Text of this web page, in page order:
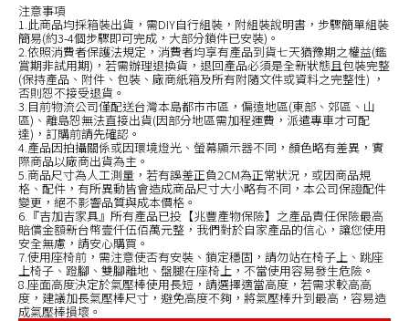
注意事項
1.此商品均採箱裝出貨，需DIY自行組裝，附組裝說明書，步驟簡單組裝
簡易(約3-4個步驟即可完成，大部分鎖件已安裝)。
2.依照消費者保護法規定，消費者均享有產品到貨七天猶豫期之權益(鑑
賞期非試用期)，若需辦理退換貨，退回產品必須是全新狀態且包裝完整
(保持產品、附件、包裝、廠商紙箱及所有附隨文件或資料之完整性) ，
否則恕不接受退貨。
3.目前物流公司僅配送台灣本島都市市區，偏遠地區(東部、郊區、山
區)、離島恕無法直接出貨(因部分地區需加程運費，派遣專車才可配
達)，訂購前請先確認。
4.產品因拍攝關係或因環境燈光、螢幕顯示器不同，顏色略有差異，實
際商品以廠商出貨為主。
5.商品尺寸為人工測量，若有誤差正負2CM為正常狀況，或因商品規
格、配件，有所異動皆會造成商品尺寸大小略有不同，本公司保證配件
變更，絕不影響品質與成本價格。
6.『吉加吉家具』所有產品已投【兆豐產物保險】之產品責任保險最高
賠償金額新台幣壹仟伍佰萬元整，我們對於自家產品的信心，讓您使用
安全無慮，請安心購買。
7.使用座椅前，需注意使否有安裝、鎖定穩固，請勿站在椅子上、跳座
上椅子、蹬腳、雙腳離地、盤腿在座椅上，不當使用容易發生危險。
8.座面高度決定於氣壓棒使用長短，請選擇適當高度，若需求較高高
度，建議加長氣壓棒尺寸，避免高度不夠，將氣壓棒升到最高，容易造
成氣壓棒損壞。